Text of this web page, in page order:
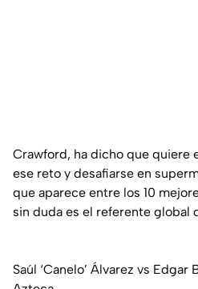
Crawford, ha dicho que quiere
ese reto y desafiarse en
que aparece entre los 10
sin duda es el referente global
Saúl ‘Canelo’ Álvarez vs